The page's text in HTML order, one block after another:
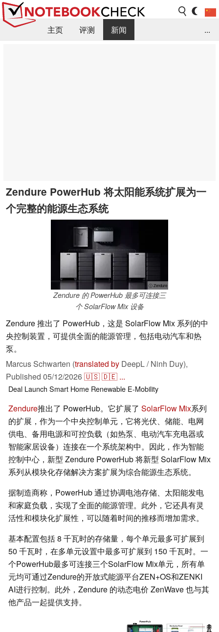
主页 评测
新闻
...
Zendure PowerHub 将太阳能系统扩展为一
个完整的能源生态系统
ⓘ Zendure
Zendure 的 PowerHub 最多可连接三
个 SolarFlow Mix 设备
Zendure 推出了 PowerHub，这是 SolarFlow Mix 系列的中
央控制装置，可提供全面的能源管理，包括电动汽车和热
泵。
Marcus Schwarten (translated by DeepL / Ninh Duy),
Published 05/12/2026🇺🇸🇩🇪 ...
Deal Launch Smart Home Renewable E-Mobility
Zendure推出了 PowerHub。它扩展了 SolarFlow Mix系列
的扩展，作为一个中央控制单元，它将光伏、储能、电网
供电、备用电源和可控负载（如热泵、电动汽车充电器或
智能家居设备）连接在一个系统架构中。因此，作为智能
控制中心，新型 Zendure PowerHub 将新型 SolarFlow Mix
系列从模块化存储解决方案扩展为综合能源生态系统。
据制造商称，PowerHub 通过协调电池存储、太阳能发电
和家庭负载，实现了全面的能源管理。此外，它还具有灵
活性和模块化扩展性，可以随着时间的推移而增加需求。
基本配置包括 8 千瓦时的存储量，每个单元最多可扩展到
50 千瓦时，在多单元设置中最多可扩展到 150 千瓦时。一
个PowerHub最多可连接三个SolarFlow Mix单元，所有单
元均可通过Zendure的开放式能源平台ZEN+OS和ZENKI
AI进行控制。此外，Zendure 的动态电价 ZenWave 也与其
他产品一起提供支持。